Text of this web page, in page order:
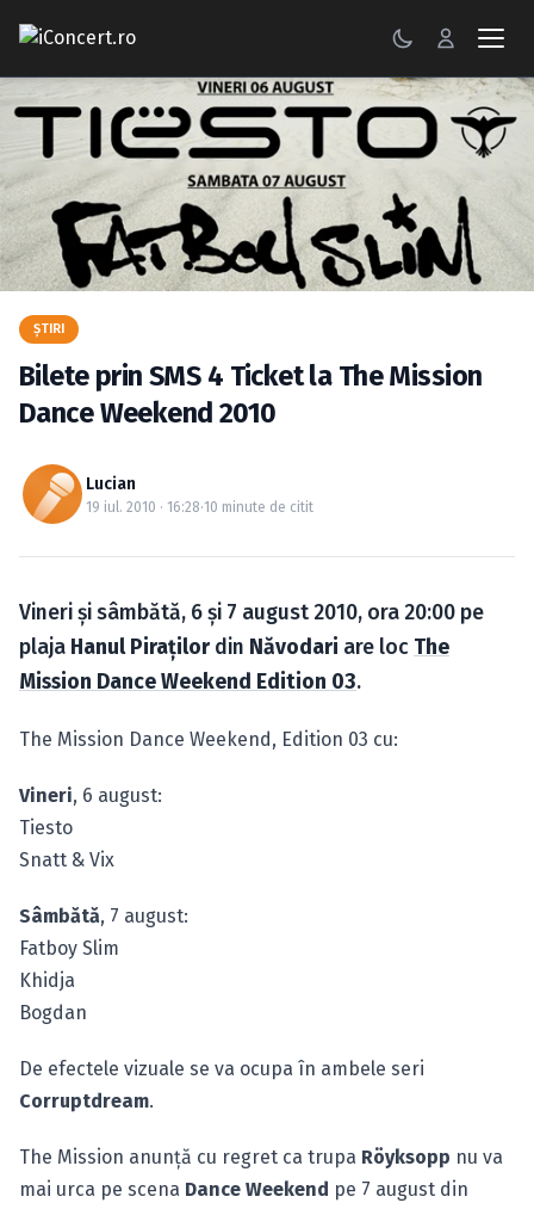
CONCERTE
FESTIVALURI
PETRECERI
ŞTIRI
RECENZII
GALERII FOTO
Autentificare
ŞTIRI
Bilete prin SMS 4 Ticket la The Mission
Dance Weekend 2010
Lucian
19 iul. 2010 · 16:28·10 minute de citit
Vineri şi sâmbătă, 6 şi 7 august 2010, ora 20:00 pe
plaja Hanul Piraţilor din Năvodari are loc The
Mission Dance Weekend Edition 03.
The Mission Dance Weekend, Edition 03 cu:
Vineri, 6 august:
Tiesto
Snatt & Vix
Sâmbătă, 7 august:
Fatboy Slim
Khidja
Bogdan
De efectele vizuale se va ocupa în ambele seri
Corruptdream.
The Mission anunţă cu regret ca trupa Röyksopp nu va
mai urca pe scena Dance Weekend pe 7 august din